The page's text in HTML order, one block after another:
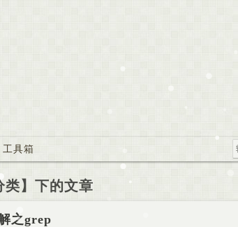
工具箱
类】下的文章
之grep